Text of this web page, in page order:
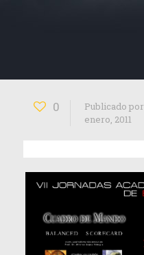
0 Publicado por
enero, 2011